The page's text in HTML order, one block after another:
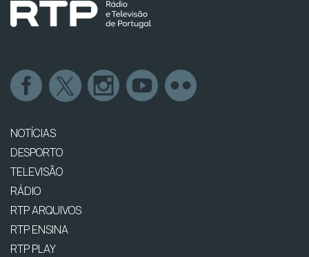
NOTÍCIAS
DESPORTO
TELEVISÃO
RÁDIO
RTP ARQUIVOS
RTP ENSINA
RTP PLAY